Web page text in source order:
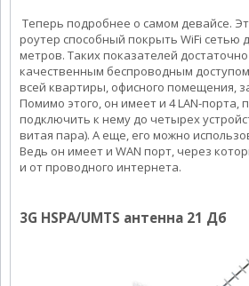
Теперь подробнее о самом девайсе.
роутер способный покрыть WiFi сетью
метров. Таких показателей
качественным беспроводным
всей квартиры, офисного помещения,
Помимо этого, он имеет и 4 LAN-порта,
подключить к нему до четырех
витая пара). А еще, его можно
Ведь он имеет и WAN порт, через
и от проводного интернета.
3G HSPA/UMTS антенна 21 Дб